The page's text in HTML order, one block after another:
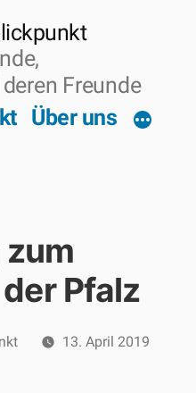
Freunde
Über uns
Pfalz
13. April 2019